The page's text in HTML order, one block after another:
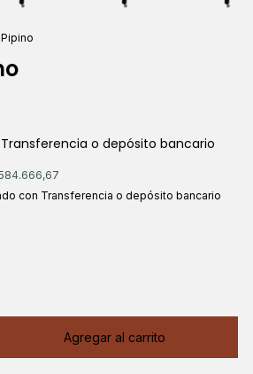
Transferencia o depósito bancario
con Transferencia o depósito bancario